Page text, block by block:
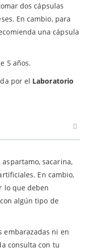
dos cápsulas
En cambio, para
una cápsula
5 años.
por el Laboratorio
sacarina,
En cambio,
lo que deben
algún tipo de
embarazadas ni en
consulta con tu